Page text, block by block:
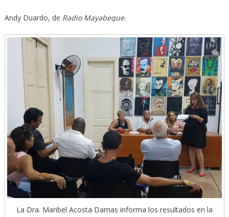
Andy Duardo, de Radio Mayabeque.
La Dra. Maribel Acosta Damas informa los resultados en la